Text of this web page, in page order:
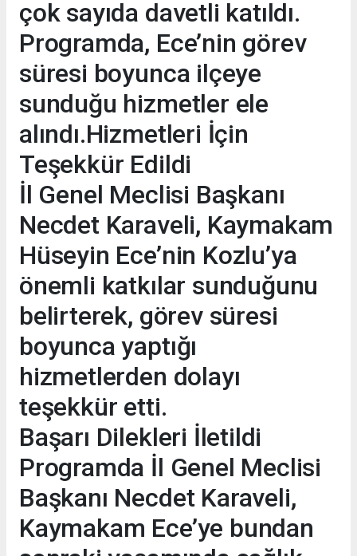
çok sayıda davetli katıldı.
Programda, Ece’nin görev
süresi boyunca ilçeye
sunduğu hizmetler ele
alındı.Hizmetleri İçin
Teşekkür Edildi
İl Genel Meclisi Başkanı
Necdet Karaveli, Kaymakam
Hüseyin Ece’nin Kozlu’ya
önemli katkılar sunduğunu
belirterek, görev süresi
boyunca yaptığı
hizmetlerden dolayı
teşekkür etti.
Başarı Dilekleri İletildi
Programda İl Genel Meclisi
Başkanı Necdet Karaveli,
Kaymakam Ece’ye bundan